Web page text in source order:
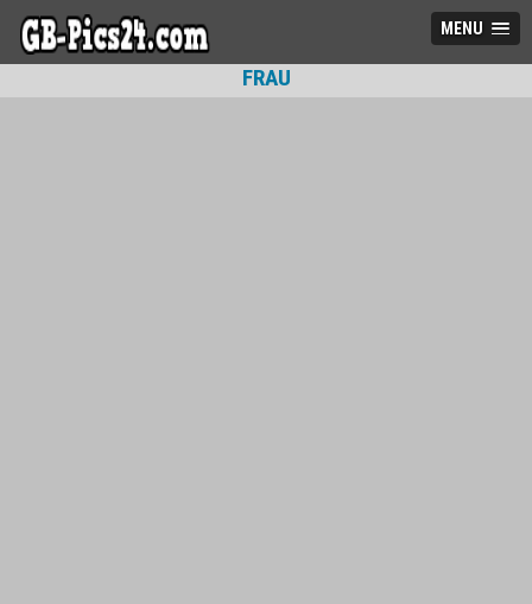
MENU
FRAU